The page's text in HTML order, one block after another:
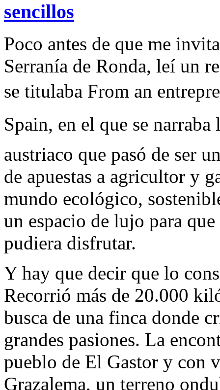
sencillos
Poco antes de que me
Serranía de Ronda, leí un
se titulaba From an
Spain, en el que se
austriaco que pasó de ser
de apuestas a agricultor y
mundo ecológico,
un espacio de lujo para
pudiera disfrutar.
Y hay que decir que lo
Recorrió más de 20.000
busca de una finca donde
grandes pasiones. La
pueblo de El Gastor y con
Grazalema, un terreno